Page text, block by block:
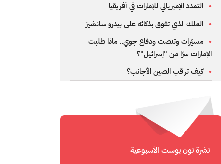
التمدد الإمبريالي للإمارات في أفريقيا
الملك الذي تفوق بذكائه على بيدرو سانشيز
مسيّرات وتنصت ودفاع جوي.. ماذا طلبت
الإمارات سرًا من "إسرائيل"؟
كيف تراقب الصين الأجانب؟
نشرة نون بوست الأسبوعية